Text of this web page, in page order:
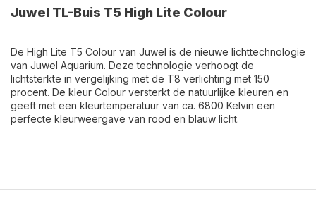
Juwel TL-Buis T5 High Lite Colour
De High Lite T5 Colour van Juwel is de nieuwe lichttechnologie
van Juwel Aquarium. Deze technologie verhoogt de
lichtsterkte in vergelijking met de T8 verlichting met 150
procent. De kleur Colour versterkt de natuurlijke kleuren en
geeft met een kleurtemperatuur van ca. 6800 Kelvin een
perfecte kleurweergave van rood en blauw licht.